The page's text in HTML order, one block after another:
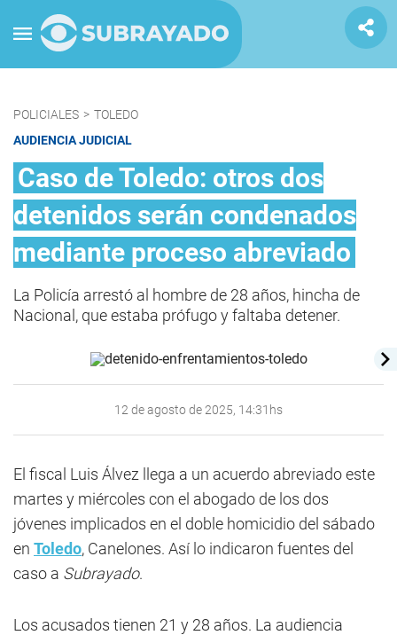
POLICIALES > TOLEDO
AUDIENCIA JUDICIAL
Caso de Toledo: otros dos
detenidos serán condenados
mediante proceso abreviado
La Policía arrestó al hombre de 28 años, hincha de
Nacional, que estaba prófugo y faltaba detener.
12 de agosto de 2025, 14:31hs
El fiscal Luis Álvez llega a un acuerdo abreviado este
martes y miércoles con el abogado de los dos
jóvenes implicados en el doble homicidio del sábado
en Toledo, Canelones. Así lo indicaron fuentes del
caso a Subrayado.
Los acusados tienen 21 y 28 años. La audiencia